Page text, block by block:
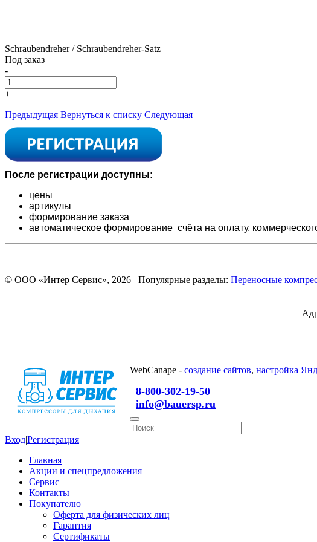
Schraubendreher / Schraubendreher-Satz
Под заказ
-
+
Предыдущая Вернуться к списку Следующая
После регистрации доступны:
цены
артикулы
формирование заказа
автоматическое формирование счёта на оплату,
© ООО «Интер Сервис», 2026 Популярные разделы: Переносные
WebCanape - создание сайтов, настройка
8-800-302-19-50
info@bauersp.ru
Вход|Регистрация
Главная
Акции и спецпредложения
Сервис
Контакты
Покупателю
Оферта для физических лиц
Гарантия
Сертификаты